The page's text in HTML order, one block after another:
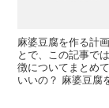
麻婆豆腐を作る計
とで、この記事で
徴についてまとめ
いいの？ 麻婆豆腐